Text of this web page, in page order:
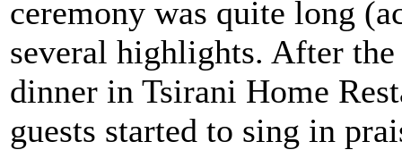
ceremony was quite long
several highlights. After
dinner in Tsirani Home
guests started to sing in